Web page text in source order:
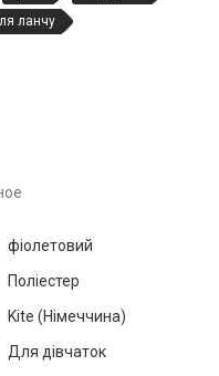
ланчу
фіолетовий
Поліестер
Kite (Німеччина)
Для дівчаток